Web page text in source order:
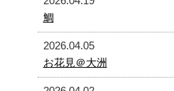
鯛
2026.04.05
お花見＠大洲